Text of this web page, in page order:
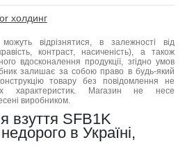
холдинг
відрізнятися, в залежності від
контраст, насиченість), а також
вдосконалення продукції, згідно умов
залишає за собою право в будь-який
товару без повідомлення не
характеристик. Магазин не несе
виробником.
взуття SFB1K
в Україні,